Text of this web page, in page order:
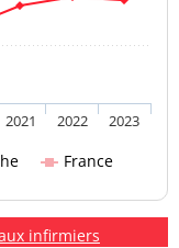
France
2021 2022 2023
infirmiers